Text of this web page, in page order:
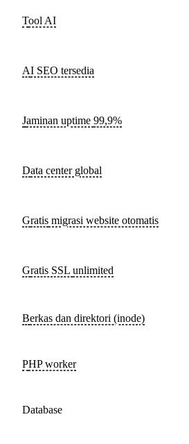
Tool AI
AI SEO tersedia
Jaminan uptime 99,9%
Data center global
Gratis migrasi website otomatis
Gratis SSL unlimited
Berkas dan direktori (inode)
PHP worker
database